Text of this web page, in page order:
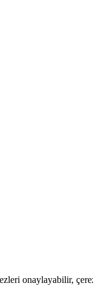
onaylayabilir,